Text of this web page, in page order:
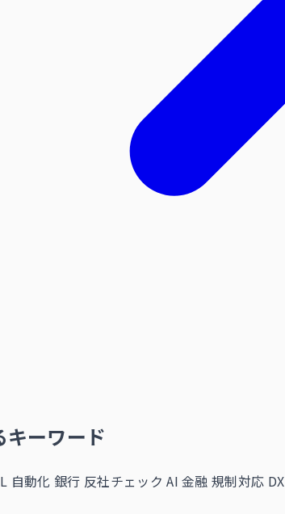
キーワード
自動化 銀行 反社チェック AI 金融 規制対応 DX